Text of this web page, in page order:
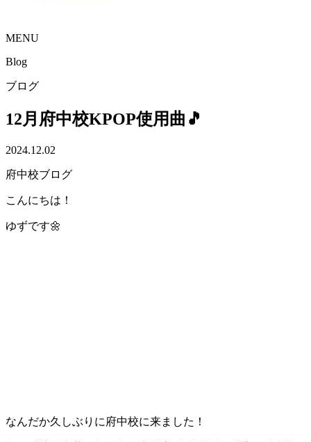
MENU
Blog
ブログ
12月府中校KPOP使用曲🎵
2024.12.02
府中校ブログ
こんにちは！
ゆずです🌼
なんだか久しぶりに府中校に来ました！